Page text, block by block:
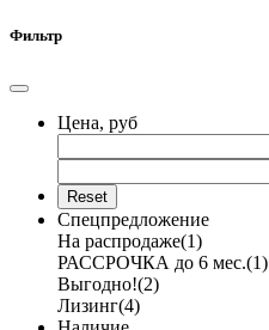
Фильтр
Цена, руб
Спецпредложение
На распродаже(1)
РАССРОЧКА до 6 мес.(1)
Выгодно!(2)
Лизинг(4)